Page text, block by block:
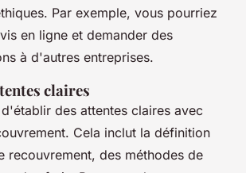
Par exemple, vous pourriez
en ligne et demander des
à d'autres entreprises.
claires
des attentes claires avec
Cela inclut la définition
recouvrement, des méthodes de